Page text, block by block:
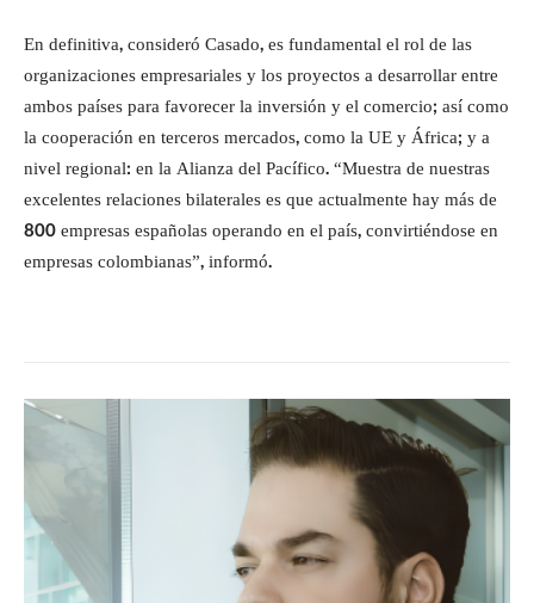
En definitiva, consideró Casado, es fundamental el rol de las
organizaciones empresariales y los proyectos a desarrollar entre
ambos países para favorecer la inversión y el comercio; así como
la cooperación en terceros mercados, como la UE y África; y a
nivel regional: en la Alianza del Pacífico. “Muestra de nuestras
excelentes relaciones bilaterales es que actualmente hay más de
800 empresas españolas operando en el país, convirtiéndose en
empresas colombianas”, informó.